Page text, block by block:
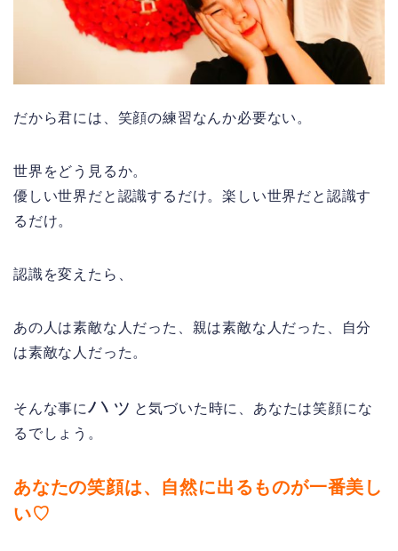
だから君には、笑顔の練習なんか必要ない。
世界をどう見るか。
優しい世界だと認識するだけ。楽しい世界だと認識す
るだけ。
認識を変えたら、
あの人は素敵な人だった、親は素敵な人だった、自分
は素敵な人だった。
そんな事にハッ と気づいた時に、あなたは笑顔にな
るでしょう。
あなたの笑顔は、 自然に出るものが一番美し
い♡